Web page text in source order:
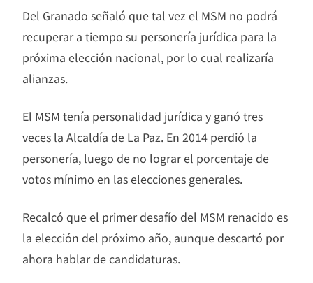
Del Granado señaló que tal vez el MSM no podrá
recuperar a tiempo su personería jurídica para la
próxima elección nacional, por lo cual realizaría
alianzas.
El MSM tenía personalidad jurídica y ganó tres
veces la Alcaldía de La Paz. En 2014 perdió la
personería, luego de no lograr el porcentaje de
votos mínimo en las elecciones generales.
Recalcó que el primer desafío del MSM renacido es
la elección del próximo año, aunque descartó por
ahora hablar de candidaturas.